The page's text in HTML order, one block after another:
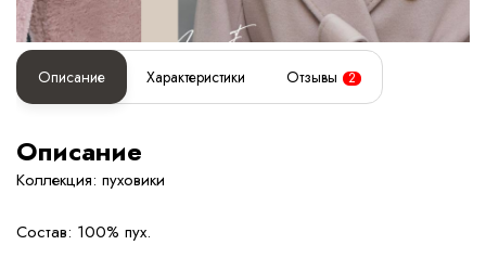
Описание Характеристики Отзывы 2
Описание
Коллекция: пуховики
Состав: 100% пух.